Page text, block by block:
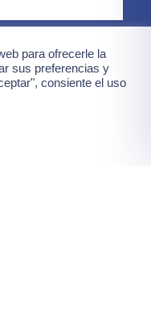
de la newsletter,
para ofrecerle la
sus preferencias y
consiente el uso